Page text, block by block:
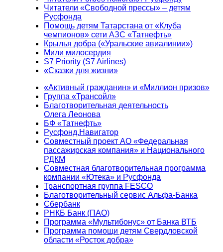
Читатели «Свободной прессы» – детям
Русфонда
Помощь детям Татарстана от «Клуба
чемпионов» сети АЗС «Татнефть»
Крылья добра («Уральские авиалинии»)
Мили милосердия
S7 Priority (S7 Airlines)
«Сказки для жизни»
«Активный гражданин» и «Миллион призов»
Группа «Трансойл»
Благотворительная деятельность
Олега Леонова
БФ «Татнефть»
Русфонд.Навигатор
Совместный проект АО «Федеральная
пассажирская компания» и Национального
РДКМ
Совместная благотворительная программа
компании «Ютека» и Русфонда
Транспортная группа FESCO
Благотворительный сервис Альфа-Банка
Сбербанк
РНКБ Банк (ПАО)
Программа «Мультибонус» от Банка ВТБ
Программа помощи детям Свердловской
области «Росток добра»